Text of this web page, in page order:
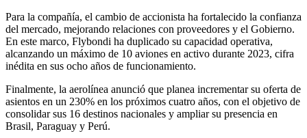
Para la compañía, el cambio de accionista ha fortalecido la confianza
del mercado, mejorando relaciones con proveedores y el Gobierno.
En este marco, Flybondi ha duplicado su capacidad operativa,
alcanzando un máximo de 10 aviones en activo durante 2023, cifra
inédita en sus ocho años de funcionamiento.
Finalmente, la aerolínea anunció que planea incrementar su oferta de
asientos en un 230% en los próximos cuatro años, con el objetivo de
consolidar sus 16 destinos nacionales y ampliar su presencia en
Brasil, Paraguay y Perú.